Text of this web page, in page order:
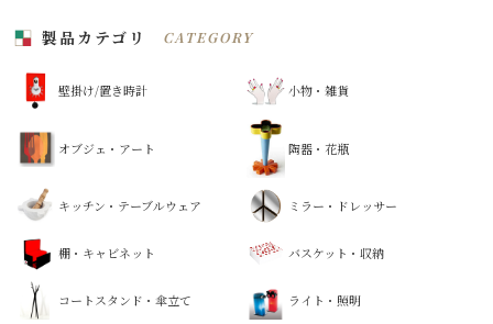
製品カテゴリ CATEGORY
壁掛け/置き時計 小物・雑貨
オブジェ・アート 陶器・花瓶
キッチン・テーブルウェア ミラー・ドレッサー
棚・キャビネット バスケット・収納
コートスタンド・傘立て ライト・照明